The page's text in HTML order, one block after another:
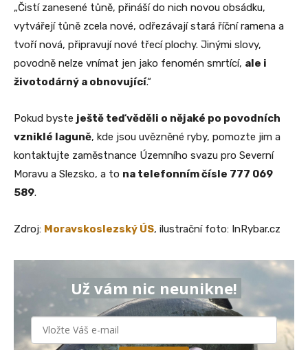
„Čistí zanesené tůně, přináší do nich novou obsádku,
vytvářejí tůně zcela nové, odřezávají stará říční ramena a
tvoří nová, připravují nové třecí plochy. Jinými slovy,
povodně nelze vnímat jen jako fenomén smrtící, ale i
životodárný a obnovující.“
Pokud byste ještě teď věděli o nějaké po povodních
vzniklé laguně, kde jsou uvězněné ryby, pomozte jim a
kontaktujte zaměstnance Územního svazu pro Severní
Moravu a Slezsko, a to na telefonním čísle 777 069
589.
Zdroj: Moravskoslezský ÚS, ilustrační foto: InRybar.cz
Už vám nic neunikne!